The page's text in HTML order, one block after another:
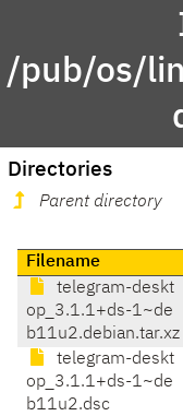
/pub/os/
Directories
Parent directory
Filename
telegram-deskt
op_3.1.1+ds-1~de
b11u2.debian.tar.xz
telegram-deskt
op_3.1.1+ds-1~de
b11u2.dsc